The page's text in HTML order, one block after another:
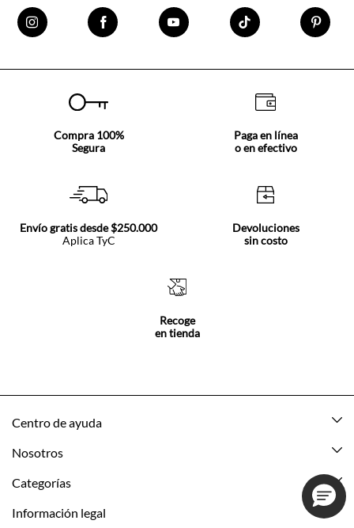
Compra 100%
Segura
Paga en línea
o en efectivo
Envío gratis desde $250.000
Aplica TyC
Devoluciones
sin costo
Recoge
en tienda
Centro de ayuda
Mis pedidos
Nosotros
Acerca de Tennis
Categorías
Nuevo
Información legal